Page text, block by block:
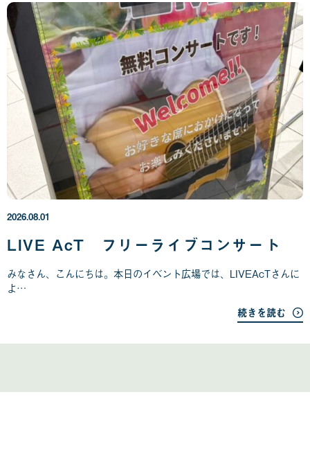
LIVE AcT フリーライブコンサート
みなさん、こんにちは。本日のイベント広場では、LIVEAcTさんに
よ…
続きを読む
2026.08.01
2
6
年
0
8
月
1
日